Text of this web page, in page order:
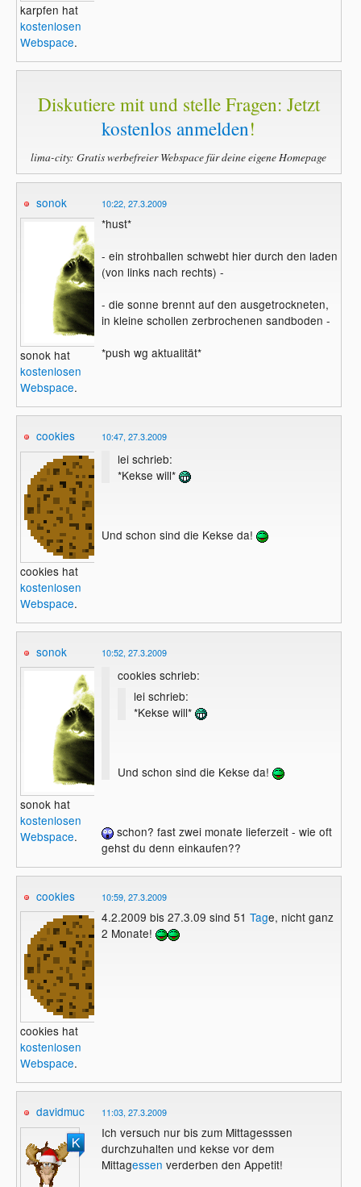
karpfen hat
kostenlosen
Webspace.
Diskutiere mit und stelle Fragen: Jetzt
kostenlos anmelden!
lima-city: Gratis werbefreier Webspace für deine eigene Homepage
sonok
sonok hat
kostenlosen
Webspace.
10:22, 27.3.2009
*hust*
- ein strohballen schwebt hier durch den laden
(von links nach rechts) -
- die sonne brennt auf den ausgetrockneten,
in kleine schollen zerbrochenen sandboden -
*push wg aktualität*
cookies
cookies hat
kostenlosen
Webspace.
10:47, 27.3.2009
lei schrieb:
*Kekse will*
Und schon sind die Kekse da!
sonok
sonok hat
kostenlosen
Webspace.
10:52, 27.3.2009
cookies schrieb:
lei schrieb:
*Kekse will*
Und schon sind die Kekse da!
schon? fast zwei monate lieferzeit - wie oft
gehst du denn einkaufen??
cookies
cookies hat
kostenlosen
Webspace.
10:59, 27.3.2009
4.2.2009 bis 27.3.09 sind 51 Tage, nicht ganz
2 Monate!
davidmuc 11:03, 27.3.2009
Ich versuch nur bis zum Mittagesssen
durchzuhalten und kekse vor dem
Mittagessen verderben den Appetit!